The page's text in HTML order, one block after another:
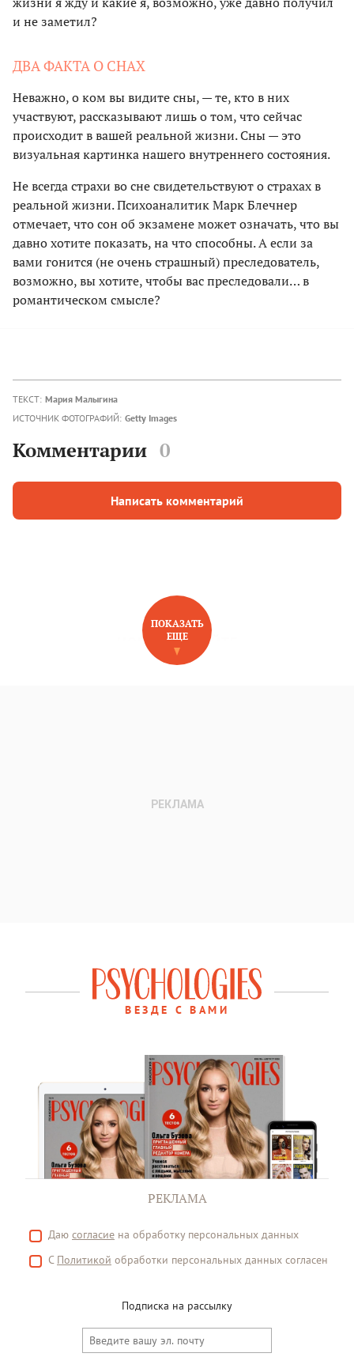
и не заметил?
ДВА ФАКТА О СНАХ
Неважно, о ком вы видите сны, — те, кто в них
участвуют, рассказывают лишь о том, что сейчас
происходит в вашей реальной жизни. Сны — это
визуальная картинка нашего внутреннего состояния.
Не всегда страхи во сне свидетельствуют о страхах в
реальной жизни. Психоаналитик Марк Блечнер
отмечает, что сон об экзамене может означать, что вы
давно хотите показать, на что способны. А если за
вами гонится (не очень страшный) преследователь,
возможно, вы хотите, чтобы вас преследовали… в
романтическом смысле?
ТЕКСТ: Мария Малыгина
ИСТОЧНИК ФОТОГРАФИЙ: Getty Images
Комментарии 0
Написать комментарий
НОВОЕ НА САЙТЕ
ПОКАЗАТЬ
ЕЩЕ
ВЕЗДЕ С ВАМИ
РЕКЛАМА
Даю согласие на обработку персональных данных
С Политикой обработки персональных данных согласен
Подписка на рассылку